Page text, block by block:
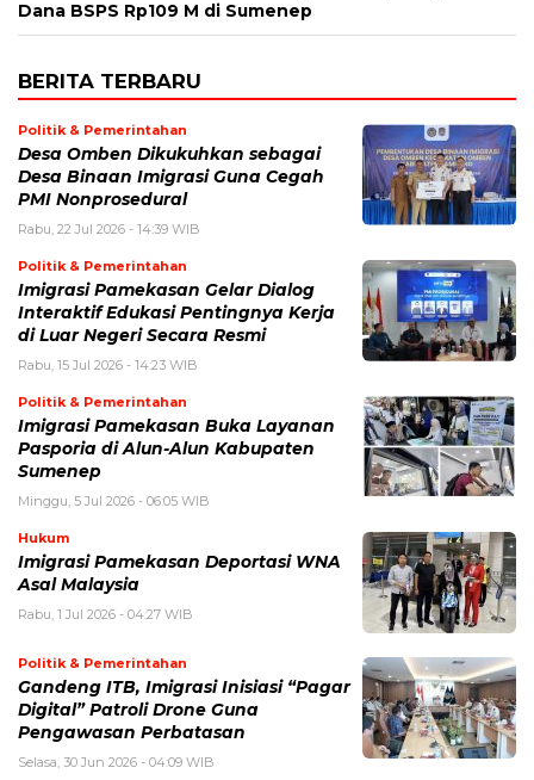
Dana BSPS Rp109 M di Sumenep
BERITA TERBARU
Politik & Pemerintahan
Desa Omben Dikukuhkan sebagai
Desa Binaan Imigrasi Guna Cegah
PMI Nonprosedural
Rabu, 22 Jul 2026 - 14:39 WIB
Politik & Pemerintahan
Imigrasi Pamekasan Gelar Dialog
Interaktif Edukasi Pentingnya Kerja
di Luar Negeri Secara Resmi
Rabu, 15 Jul 2026 - 14:23 WIB
Politik & Pemerintahan
Imigrasi Pamekasan Buka Layanan
Pasporia di Alun-Alun Kabupaten
Sumenep
Minggu, 5 Jul 2026 - 06:05 WIB
Hukum
Imigrasi Pamekasan Deportasi WNA
Asal Malaysia
Rabu, 1 Jul 2026 - 04:27 WIB
Politik & Pemerintahan
Gandeng ITB, Imigrasi Inisiasi “Pagar
Digital” Patroli Drone Guna
Pengawasan Perbatasan
Selasa, 30 Jun 2026 - 04:09 WIB